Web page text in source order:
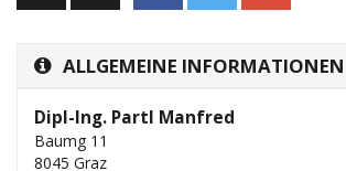
ALLGEMEINE INFORMATIONEN
Dipl-Ing. Partl Manfred
Baumg 11
8045 Graz